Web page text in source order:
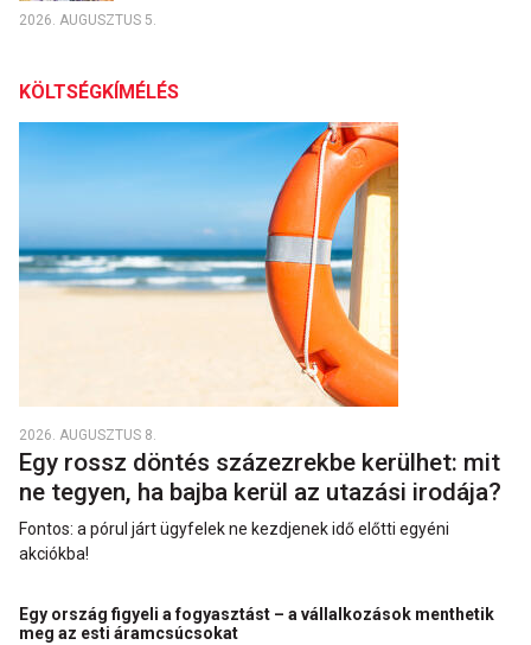
2026. AUGUSZTUS 5.
KÖLTSÉGKÍMÉLÉS
2026. AUGUSZTUS 8.
Egy rossz döntés százezrekbe kerülhet: mit
ne tegyen, ha bajba kerül az utazási irodája?
Fontos: a pórul járt ügyfelek ne kezdjenek idő előtti egyéni
akciókba!
Egy ország figyeli a fogyasztást – a vállalkozások menthetik
meg az esti áramcsúcsokat